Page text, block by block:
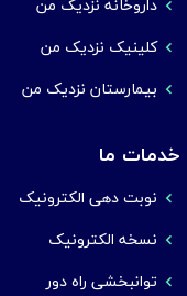
کلینیک نزدیک من
بیمارستان نزدیک من
خدمات ما
نوبت دهی الکترونیک
نسخه الکترونیک
توانبخشی راه دور